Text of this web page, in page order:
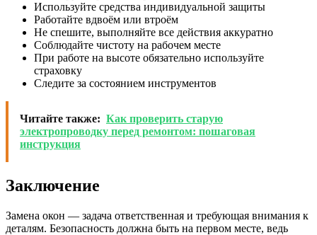
Используйте средства индивидуальной защиты
Работайте вдвоём или втроём
Не спешите, выполняйте все действия аккуратно
Соблюдайте чистоту на рабочем месте
При работе на высоте обязательно используйте
страховку
Следите за состоянием инструментов
Читайте также: Как проверить старую
электропроводку перед ремонтом: пошаговая
инструкция
Заключение
Замена окон — задача ответственная и требующая внимания к
деталям. Безопасность должна быть на первом месте, ведь